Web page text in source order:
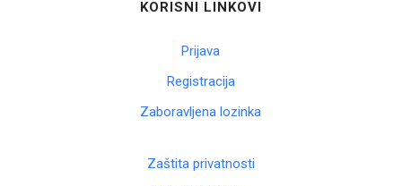
KORISNI LINKOVI
Prijava
Registracija
Zaboravljena lozinka
Zaštita privatnosti